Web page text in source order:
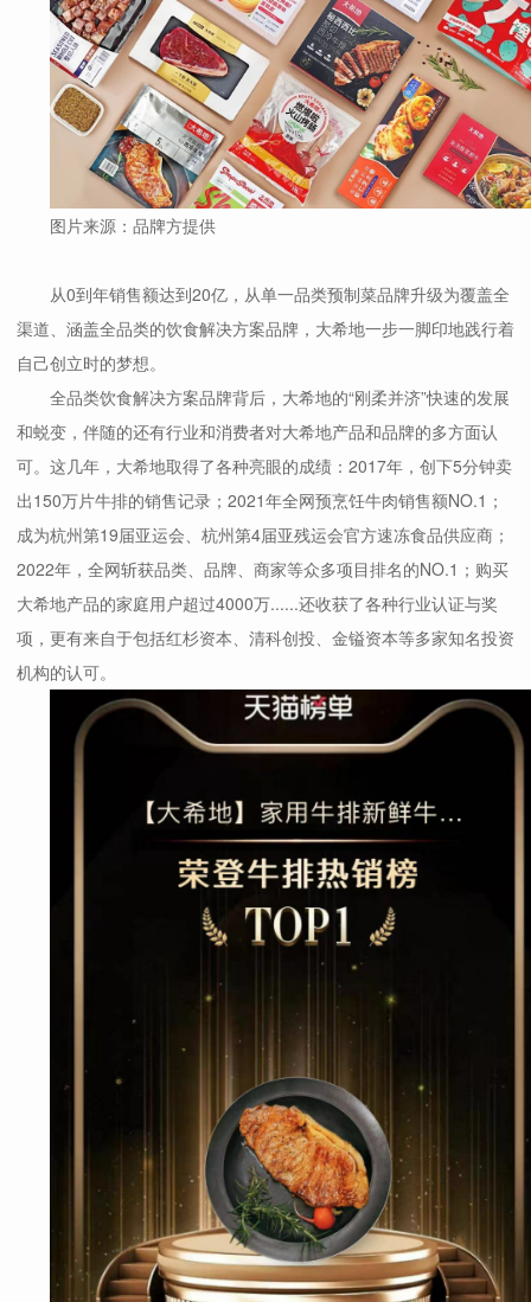
图片来源：品牌方提供
从0到年销售额达到20亿，从单一品类预制菜品牌升级为覆盖全
渠道、涵盖全品类的饮食解决方案品牌，大希地一步一脚印地践行着
自己创立时的梦想。
全品类饮食解决方案品牌背后，大希地的“刚柔并济”快速的发展
和蜕变，伴随的还有行业和消费者对大希地产品和品牌的多方面认
可。这几年，大希地取得了各种亮眼的成绩：2017年，创下5分钟卖
出150万片牛排的销售记录；2021年全网预烹饪牛肉销售额NO.1；
成为杭州第19届亚运会、杭州第4届亚残运会官方速冻食品供应商；
2022年，全网斩获品类、品牌、商家等众多项目排名的NO.1；购买
大希地产品的家庭用户超过4000万......还收获了各种行业认证与奖
项，更有来自于包括红杉资本、清科创投、金镒资本等多家知名投资
机构的认可。